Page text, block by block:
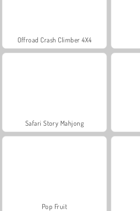
Offroad Crash Climber 4X4
Safari Story Mahjong
Pop Fruit